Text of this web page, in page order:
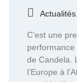
Actualités
C’est une
de Candela.
l’Europe à